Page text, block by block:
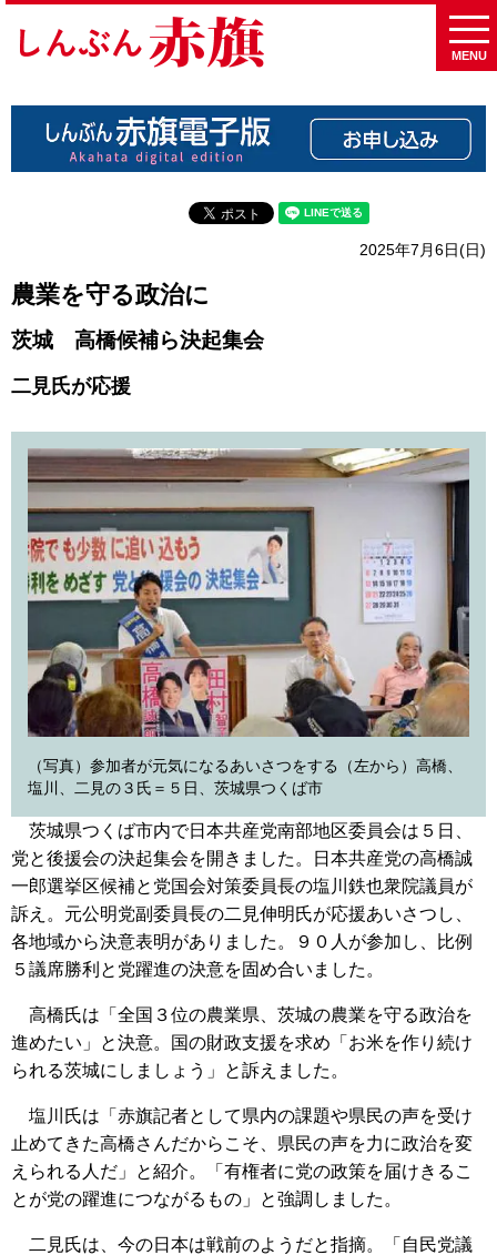
MENU
2025年7月6日(日)
農業を守る政治に
茨城 高橋候補ら決起集会
二見氏が応援
（写真）参加者が元気になるあいさつをする（左から）高橋、
塩川、二見の３氏＝５日、茨城県つくば市
茨城県つくば市内で日本共産党南部地区委員会は５日、
党と後援会の決起集会を開きました。日本共産党の高橋誠
一郎選挙区候補と党国会対策委員長の塩川鉄也衆院議員が
訴え。元公明党副委員長の二見伸明氏が応援あいさつし、
各地域から決意表明がありました。９０人が参加し、比例
５議席勝利と党躍進の決意を固め合いました。
高橋氏は「全国３位の農業県、茨城の農業を守る政治を
進めたい」と決意。国の財政支援を求め「お米を作り続け
られる茨城にしましょう」と訴えました。
塩川氏は「赤旗記者として県内の課題や県民の声を受け
止めてきた高橋さんだからこそ、県民の声を力に政治を変
えられる人だ」と紹介。「有権者に党の政策を届けきるこ
とが党の躍進につながるもの」と強調しました。
二見氏は、今の日本は戦前のようだと指摘。「自民党議